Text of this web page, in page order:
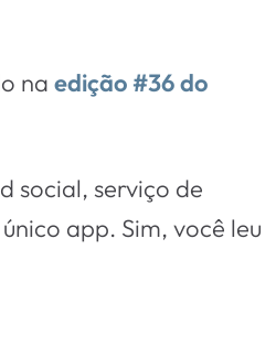
na edição #36 do
social, serviço de
app. Sim, você leu